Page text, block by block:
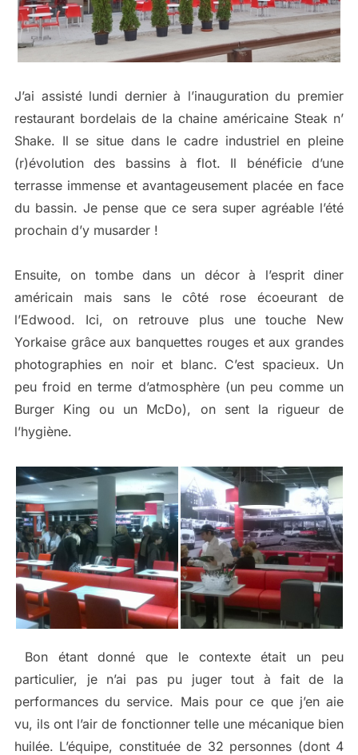
J’ai assisté lundi dernier à l’inauguration du premier
restaurant bordelais de la chaine américaine Steak n’
Shake. Il se situe dans le cadre industriel en pleine
(r)évolution des bassins à flot. Il bénéficie d’une
terrasse immense et avantageusement placée en face
du bassin. Je pense que ce sera super agréable l’été
prochain d’y musarder !
Ensuite, on tombe dans un décor à l’esprit diner
américain mais sans le côté rose écoeurant de
l’Edwood. Ici, on retrouve plus une touche New
Yorkaise grâce aux banquettes rouges et aux grandes
photographies en noir et blanc. C’est spacieux. Un
peu froid en terme d’atmosphère (un peu comme un
Burger King ou un McDo), on sent la rigueur de
l’hygiène.
Bon étant donné que le contexte était un peu
particulier, je n’ai pas pu juger tout à fait de la
performances du service. Mais pour ce que j’en aie
vu, ils ont l’air de fonctionner telle une mécanique bien
huilée. L’équipe, constituée de 32 personnes (dont 4